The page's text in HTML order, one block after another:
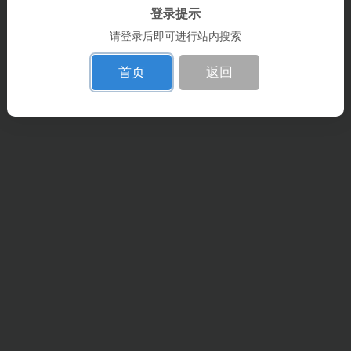
登录提示
请登录后即可进行站内搜索
首页 返回